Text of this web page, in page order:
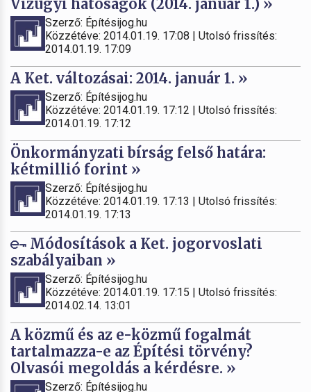
Vízügyi hatóságok (2014. január 1.) »
Szerző: Építésijog.hu
Közzétéve: 2014.01.19. 17:08 | Utolsó frissítés:
2014.01.19. 17:09
A Ket. változásai: 2014. január 1. »
Szerző: Építésijog.hu
Közzétéve: 2014.01.19. 17:12 | Utolsó frissítés:
2014.01.19. 17:12
Önkormányzati bírság felső határa:
kétmillió forint »
Szerző: Építésijog.hu
Közzétéve: 2014.01.19. 17:13 | Utolsó frissítés:
2014.01.19. 17:13
Módosítások a Ket. jogorvoslati
szabályaiban »
Szerző: Építésijog.hu
Közzétéve: 2014.01.19. 17:15 | Utolsó frissítés:
2014.02.14. 13:01
A közmű és az e-közmű fogalmát
tartalmazza-e az Építési törvény?
Olvasói megoldás a kérdésre. »
Szerző: Építésijog.hu